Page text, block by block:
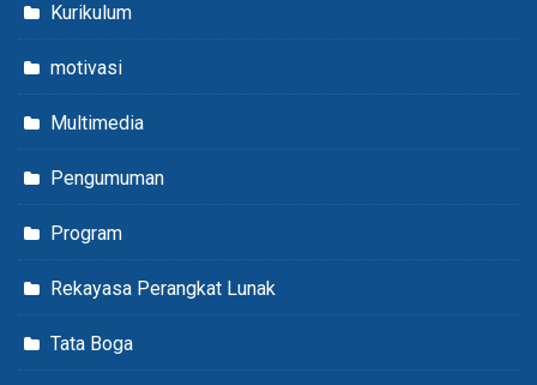
Kurikulum
motivasi
Multimedia
Pengumuman
Program
Rekayasa Perangkat Lunak
Tata Boga